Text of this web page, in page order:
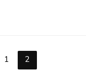
1 2